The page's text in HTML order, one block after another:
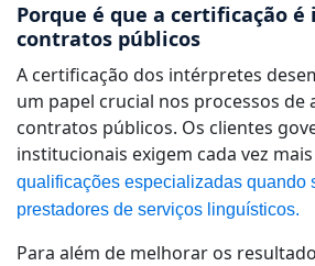
Porque é que a certificação
contratos públicos
A certificação dos intérpretes
um papel crucial nos processos de
contratos públicos. Os clientes
institucionais exigem cada vez mais
qualificações especializadas quando
prestadores de serviços linguísticos.
Para além de melhorar os